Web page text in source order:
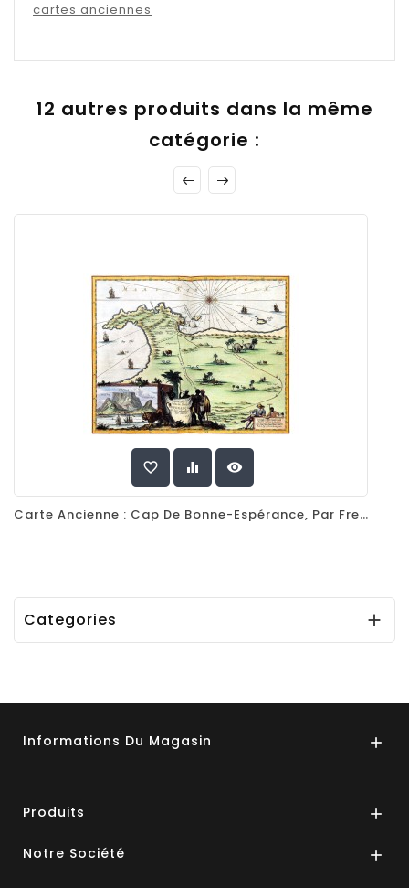
cartes anciennes
12 autres produits dans la même
catégorie :
favorite_border equalizer visibility
Carte Ancienne : Cap De Bonne-Espérance, Par Frederik De Wit, 1682
Categories 
Informations Du Magasin 
Produits 
Notre Société 